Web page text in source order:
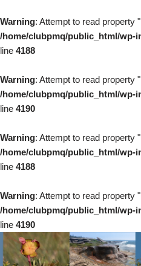
Warning: Attempt to read property
/home/clubpmq/public_html/wp-
line 4188
Warning: Attempt to read property
/home/clubpmq/public_html/wp-
line 4190
Warning: Attempt to read property
/home/clubpmq/public_html/wp-
line 4188
Warning: Attempt to read property
/home/clubpmq/public_html/wp-
line 4190